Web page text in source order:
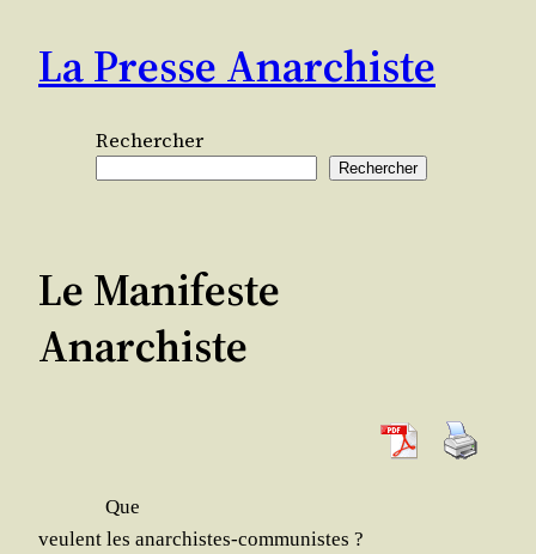
contenu
La Presse Anarchiste
Rechercher
Rechercher
Le Manifeste
Anarchiste
Que
veulent les anarchistes-communistes ?